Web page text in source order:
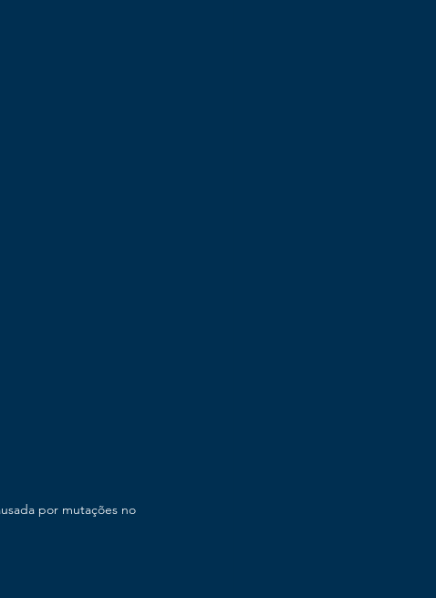
por mutações no